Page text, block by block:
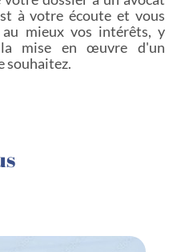
à votre écoute et vous
mieux vos intérêts, y
la mise en œuvre d'un
souhaitez.